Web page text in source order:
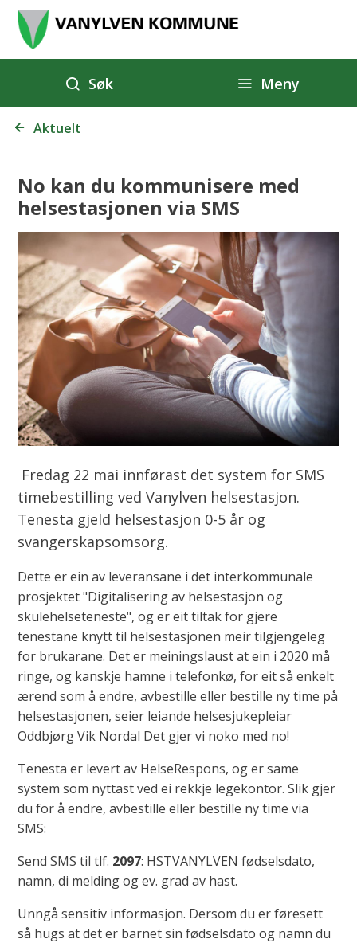
n
y
l
n
k
o
m
m
u
n
e
Søk Meny
Du Aktuelt
No kan du kommunisere med
helsestasjonen via SMS
Fredag 22 mai innførast det system for SMS
timebestilling ved Vanylven helsestasjon.
Tenesta gjeld helsestasjon 0-5 år og
svangerskapsomsorg.
Dette er ein av leveransane i det interkommunale
prosjektet "Digitalisering av helsestasjon og
skulehelseteneste", og er eit tiltak for gjere
tenestane knytt til helsestasjonen meir tilgjengeleg
for brukarane. Det er meiningslaust at ein i 2020 må
ringe, og kanskje hamne i telefonkø, for eit så enkelt
ærend som å endre, avbestille eller bestille ny time på
helsestasjonen, seier leiande helsesjukepleiar
Oddbjørg Vik Nordal Det gjer vi noko med no!
Tenesta er levert av HelseRespons, og er same
system som nyttast ved ei rekkje legekontor. Slik gjer
du for å endre, avbestille eller bestille ny time via
SMS:
Send SMS til tlf. 2097: HSTVANYLVEN fødselsdato,
namn, di melding og ev. grad av hast.
Unngå sensitiv informasjon. Dersom du er føresett
så hugs at det er barnet sin fødselsdato og namn du